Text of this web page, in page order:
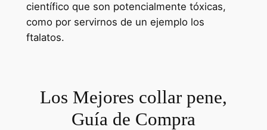
científico que son potencialmente tóxicas,
como por servirnos de un ejemplo los
ftalatos.
Los Mejores collar pene,
Guía de Compra